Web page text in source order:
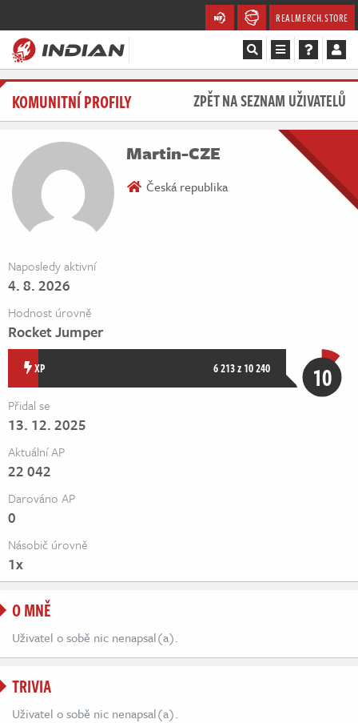
REALMERCH.STORE
Magazín
Videa
Soutěže
Komunita
Redakce
Živě
KOMUNITNÍ PROFILY ZPĚT NA SEZNAM UŽIVATELŮ
Martin-CZE
Česká republika
Naposledy aktivní
4. 8. 2026
Hodnost úrovně
Rocket Jumper
XP 6 213 z 10 240 10
Přidal se
13. 12. 2025
Aktuální AP
22 042
Darováno AP
0
Násobič úrovně
1x
O MNĚ
Uživatel o sobě nic nenapsal(a).
TRIVIA
Uživatel o sobě nic nenapsal(a).